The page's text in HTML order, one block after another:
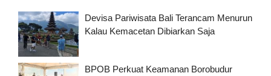
Devisa Pariwisata Bali Terancam Menurun
Kalau Kemacetan Dibiarkan Saja
BPOB Perkuat Keamanan Borobudur